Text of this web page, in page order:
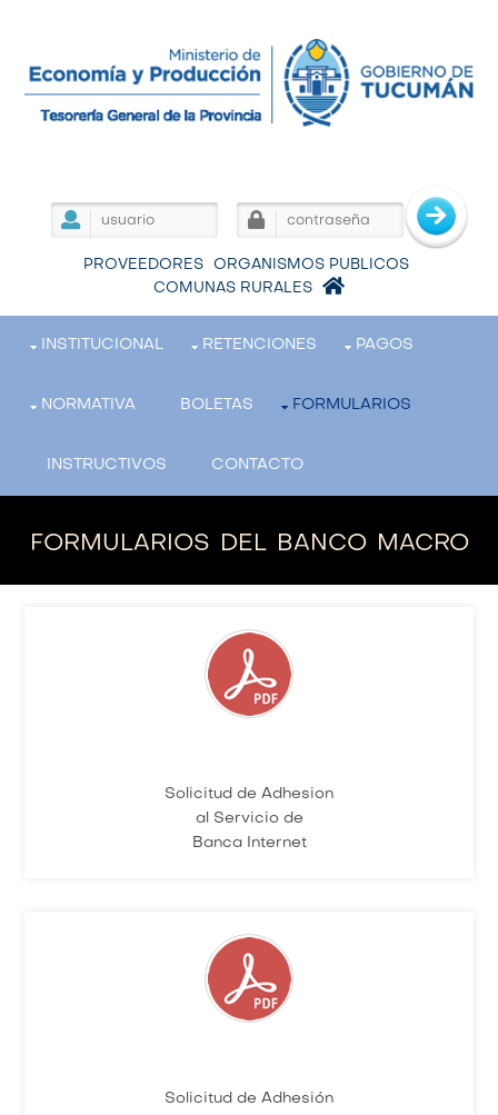
PROVEEDORES
ORGANISMOS PUBLICOS
COMUNAS RURALES
INSTITUCIONAL RETENCIONES PAGOS
NORMATIVA BOLETAS FORMULARIOS
INSTRUCTIVOS CONTACTO
formularios del banco macro
Solicitud de Adhesion
al Servicio de
Banca Internet
Solicitud de Adhesión